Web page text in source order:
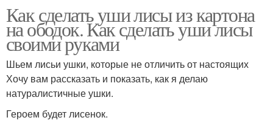
Как сделать уши лисы из картона
на ободок. Как сделать уши лисы
своими руками
Шьем лисьи ушки, которые не отличить от настоящих
Хочу вам рассказать и показать, как я делаю
натуралистичные ушки.
Героем будет лисенок.